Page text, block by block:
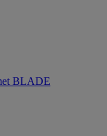
BLADE